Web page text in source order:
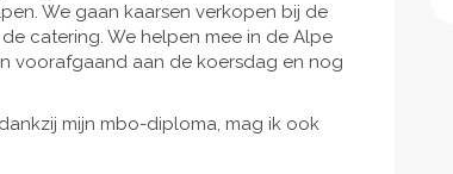
We gaan kaarsen verkopen bij de
catering. We helpen mee in de Alpe
voorafgaand aan de koersdag en nog
mijn mbo-diploma, mag ik ook